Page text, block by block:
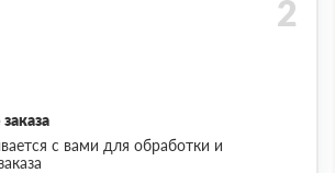
с вами для обработки и